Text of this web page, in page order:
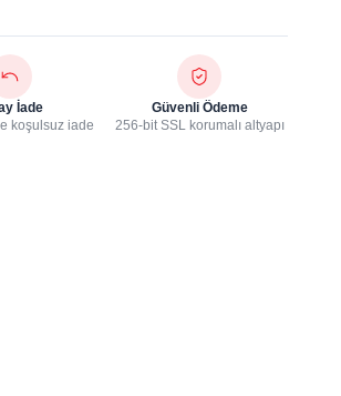
İade
koşulsuz iade
Güvenli Ödeme
256-bit SSL korumalı altyapı